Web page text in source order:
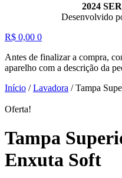
2024
Desenvolvido
R$ 0,00 0
Antes de finalizar a compra,
aparelho com a descrição da
Início /Lavadora /Tampa
Oferta!
Tampa
Enxuta Soft